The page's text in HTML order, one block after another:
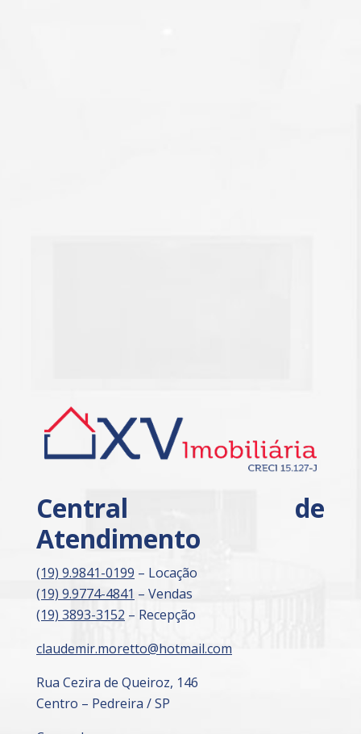
Central de
Atendimento
(19) 9.9841-0199 – Locação
(19) 9.9774-4841 – Vendas
(19) 3893-3152 – Recepção
claudemir.moretto@hotmail.com
Rua Cezira de Queiroz, 146
Centro – Pedreira / SP